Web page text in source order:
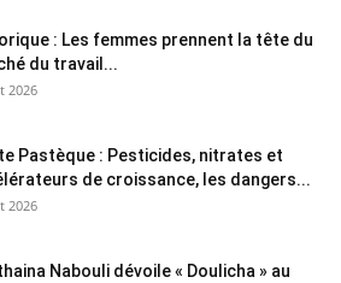
: Les femmes prennent la tête du
du travail...
2026
Pastèque : Pesticides, nitrates et
de croissance, les dangers...
2026
Nabouli dévoile « Doulicha » au